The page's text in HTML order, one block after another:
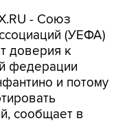
- Союз
(УЕФА)
доверия к
федерации
и потому
сообщает в